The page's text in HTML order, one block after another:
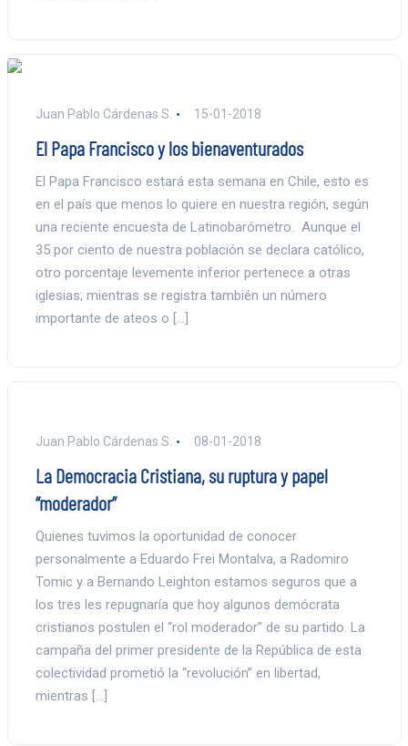
Juan Pablo Cárdenas S. 15-01-2018
El Papa Francisco y los bienaventurados
El Papa Francisco estará esta semana en Chile, esto es
en el país que menos lo quiere en nuestra región, según
una reciente encuesta de Latinobarómetro. Aunque el
35 por ciento de nuestra población se declara católico,
otro porcentaje levemente inferior pertenece a otras
iglesias; mientras se registra también un número
importante de ateos o […]
Juan Pablo Cárdenas S. 08-01-2018
La Democracia Cristiana, su ruptura y papel
“moderador”
Quienes tuvimos la oportunidad de conocer
personalmente a Eduardo Frei Montalva, a Radomiro
Tomic y a Bernando Leighton estamos seguros que a
los tres les repugnaría que hoy algunos demócrata
cristianos postulen el “rol moderador” de su partido. La
campaña del primer presidente de la República de esta
colectividad prometió la “revolución” en libertad,
mientras […]